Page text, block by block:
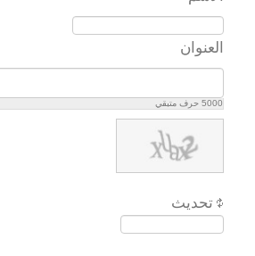
العنوان
5000 حرف متبقي
تحديث